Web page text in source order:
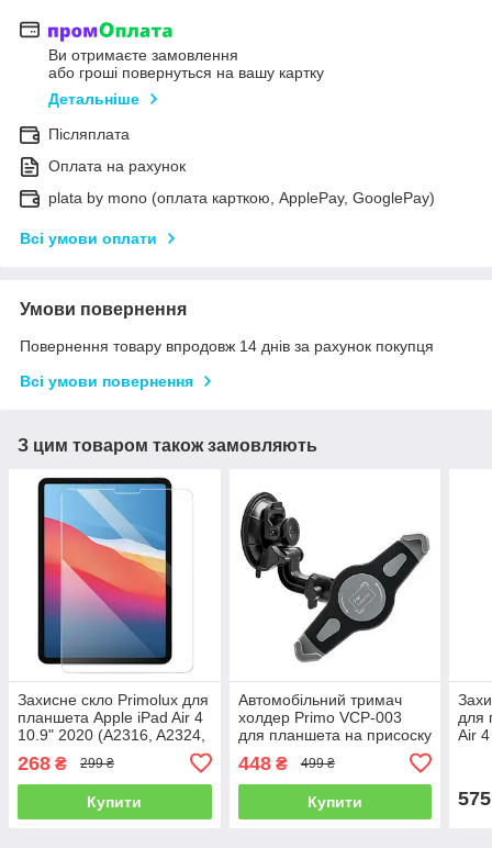
Ви отримаєте замовлення
або гроші повернуться на вашу картку
Детальніше
Післяплата
Оплата на рахунок
plata by mono (оплата карткою, ApplePay, GooglePay)
Всі умови оплати
Умови повернення
Повернення товару впродовж 14 днів за рахунок покупця
Всі умови повернення
З цим товаром також замовляють
Захисне скло Primolux для
планшета Apple iPad Air 4
10.9" 2020 (A2316, A2324,
268 ₴ 299 ₴
Купити
Автомобільний тримач
холдер Primo VCP-003
для планшета на присоску
448₴ 499 ₴
Купити
для
Air
575